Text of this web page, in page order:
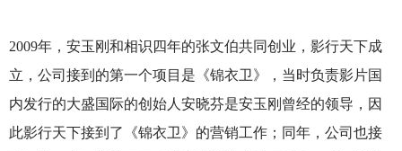
2009年，安玉刚和相识四年的张文伯共同创业，影行天下成
立，公司接到的第一个项目是《锦衣卫》，当时负责影片国
内发行的大盛国际的创始人安晓芬是安玉刚曾经的领导，因
此影行天下接到了《锦衣卫》的营销工作；同年，公司也接